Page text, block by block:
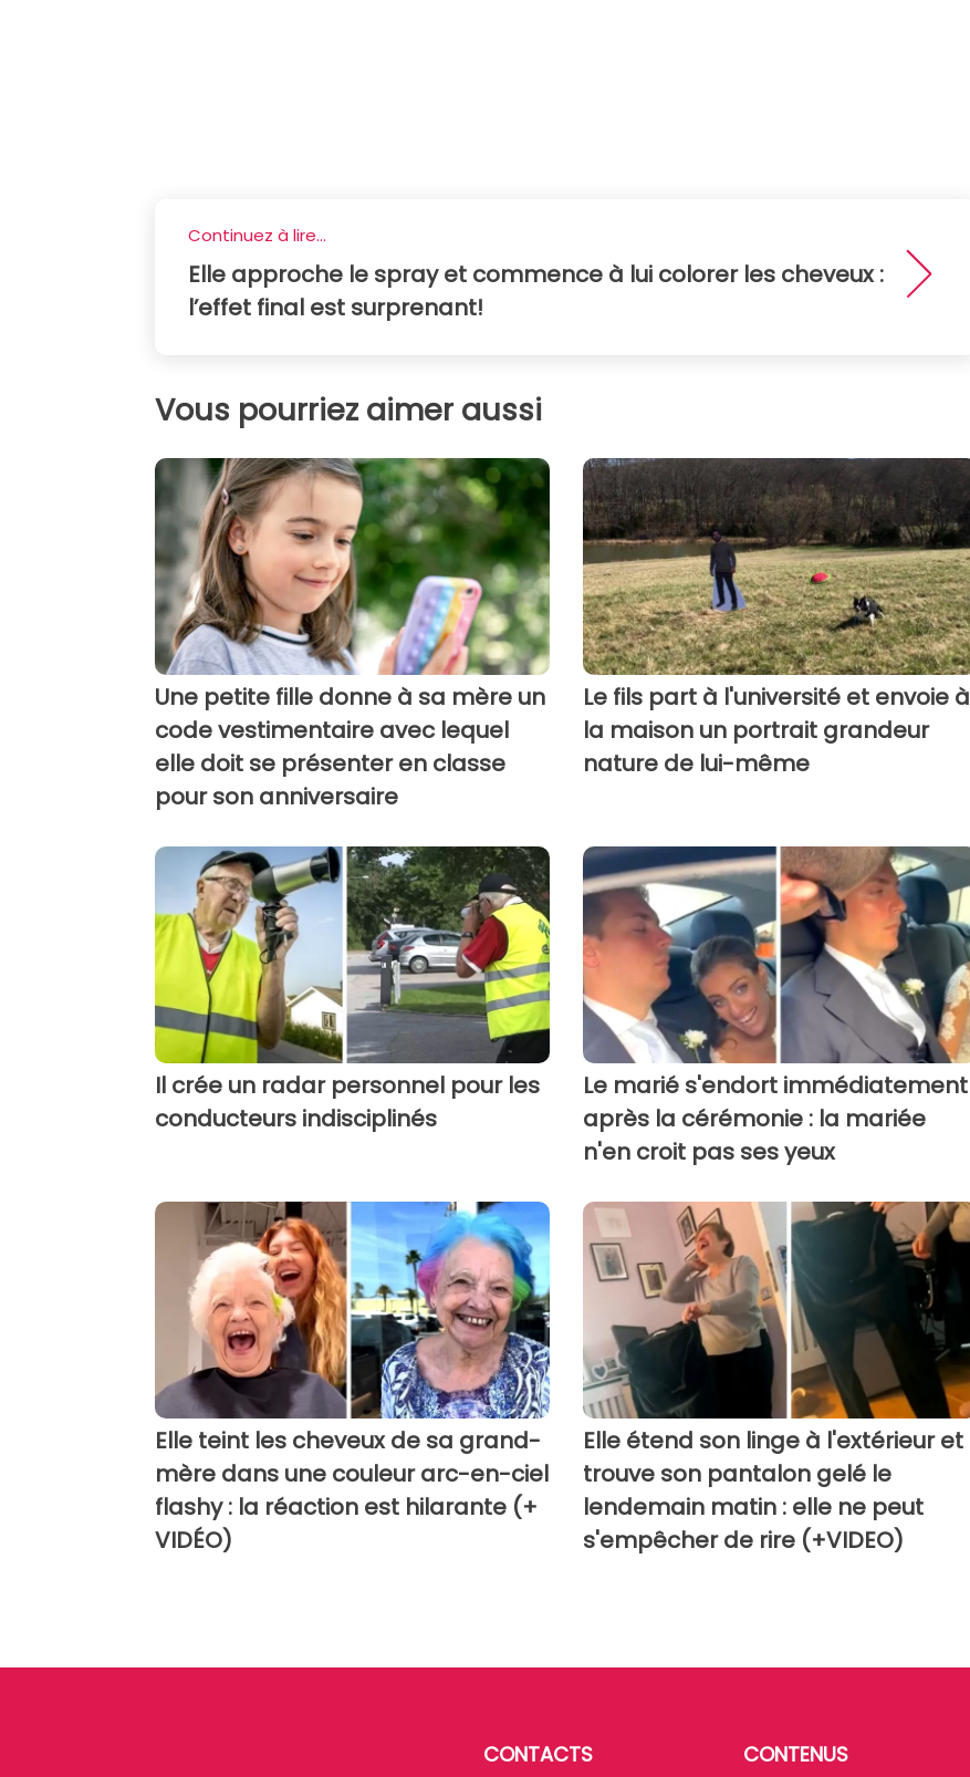
Continuez à lire...
Elle approche le spray et commence à lui colorer les cheveux :
l’effet final est surprenant!
Vous pourriez aimer aussi
Une petite fille donne à sa mère un
code vestimentaire avec lequel
elle doit se présenter en classe
pour son anniversaire
Le fils part à l'université et envoie à
la maison un portrait grandeur
nature de lui-même
Il crée un radar personnel pour les
conducteurs indisciplinés
Le marié s'endort immédiatement
après la cérémonie : la mariée
n'en croit pas ses yeux
Elle teint les cheveux de sa grand-
mère dans une couleur arc-en-ciel
flashy : la réaction est hilarante (+
VIDÉO)
Elle étend son linge à l'extérieur et
trouve son pantalon gelé le
lendemain matin : elle ne peut
s'empêcher de rire (+VIDEO)
CONTACTS CONTENUS